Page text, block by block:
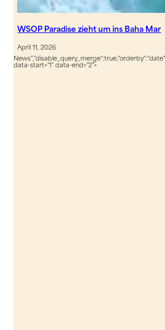
WSOP Paradise zieht um ins Baha Mar
April 11, 2026
data-start="1" data-end="2">